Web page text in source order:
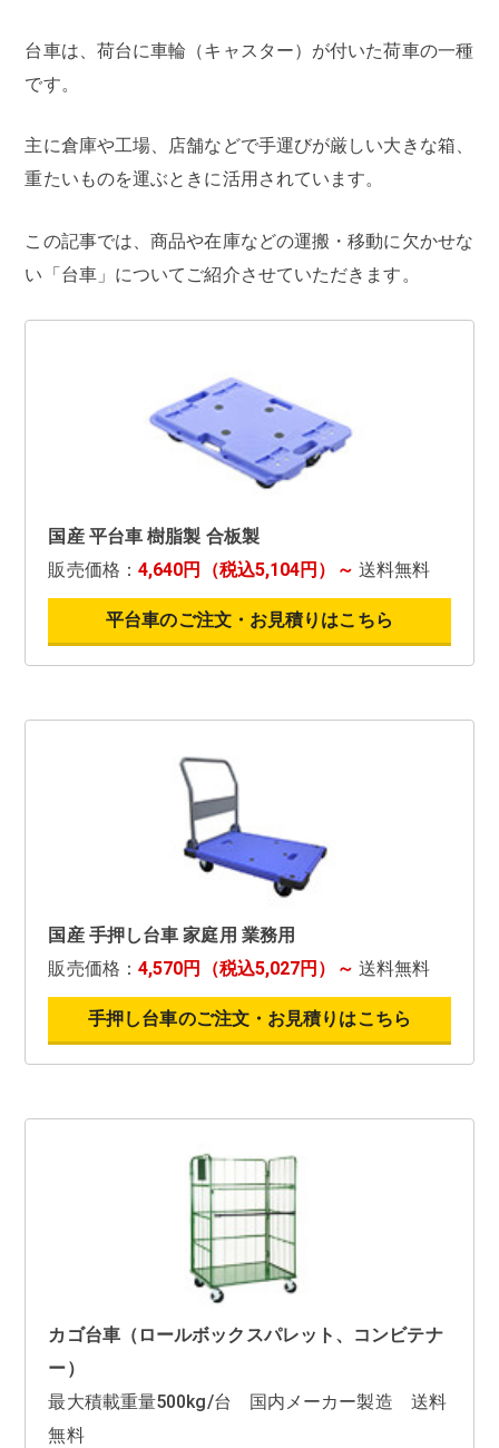
台車は、荷台に車輪（キャスター）が付いた荷車の一種
です。
主に倉庫や工場、店舗などで手運びが厳しい大きな箱、
重たいものを運ぶときに活用されています。
この記事では、商品や在庫などの運搬・移動に欠かせな
い「台車」についてご紹介させていただきます。
国産 平台車 樹脂製 合板製
販売価格： 4,640円（税込5,104円）～ 送料無料
平台車のご注文・お見積りはこちら
国産 手押し台車 家庭用 業務用
販売価格： 4,570円（税込5,027円）～ 送料無料
手押し台車のご注文・お見積りはこちら
カゴ台車（ロールボックスパレット、コンビテナ
ー）
最大積載重量500kg/台 国内メーカー製造 送料
無料